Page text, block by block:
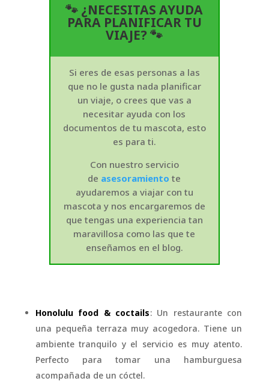
🐾 ¿NECESITAS AYUDA
PARA PLANIFICAR TU
VIAJE? 🐾
Si eres de esas personas a las
que no le gusta nada planificar
un viaje, o crees que vas a
necesitar ayuda con los
documentos de tu mascota, esto
es para ti.
Con nuestro servicio
de asesoramientote
ayudaremos a viajar con tu
mascota y nos encargaremos de
que tengas una experiencia tan
maravillosa como las que te
enseñamos en el blog.
Honolulu food & coctails: Un restaurante con
una pequeña terraza muy acogedora. Tiene un
ambiente tranquilo y el servicio es muy atento.
Perfecto para tomar una hamburguesa
acompañada de un cóctel.